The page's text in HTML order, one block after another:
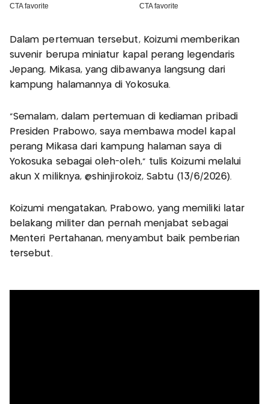
Dalam pertemuan tersebut, Koizumi memberikan
suvenir berupa miniatur kapal perang legendaris
Jepang, Mikasa, yang dibawanya langsung dari
kampung halamannya di Yokosuka.
"Semalam, dalam pertemuan di kediaman pribadi
Presiden Prabowo, saya membawa model kapal
perang Mikasa dari kampung halaman saya di
Yokosuka sebagai oleh-oleh," tulis Koizumi melalui
akun X miliknya, @shinjirokoiz, Sabtu (13/6/2026).
Koizumi mengatakan, Prabowo, yang memiliki latar
belakang militer dan pernah menjabat sebagai
Menteri Pertahanan, menyambut baik pemberian
tersebut.